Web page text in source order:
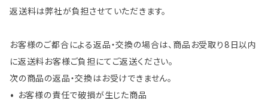
返送料は弊社が負担させていただきます。
お客様のご都合による返品・交換の場合は、商品お受取り8日以内
に返送料お客様ご負担にてご返送ください。
次の商品の返品・交換はお受けできません。
• お客様の責任で破損が生じた商品